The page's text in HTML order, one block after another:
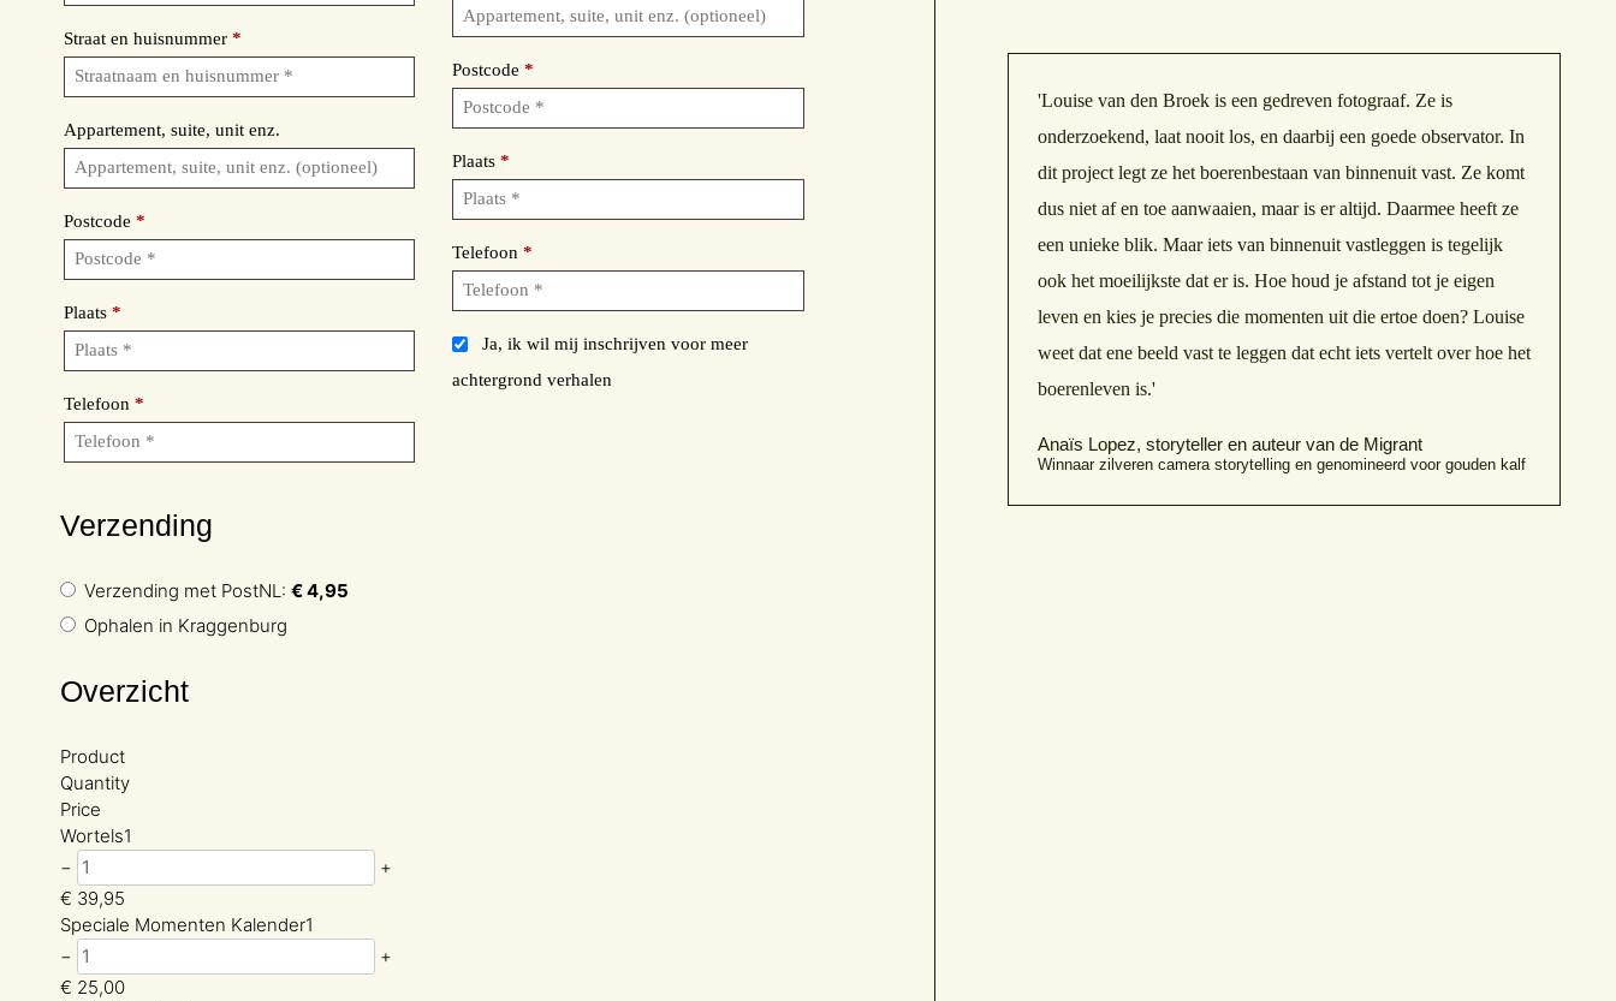
Straat en huisnummer *
Appartement, suite, unit enz.
Postcode *
Plaats *
Telefoon *
Postcode*
Plaats*
Telefoon*
Ja, ik wil mij inschrijven voor meer
achtergrond verhalen
Verzending
Verzending met PostNL: €4,95
Ophalen in Kraggenburg
Overzicht
Product
Quantity
Price
Wortels1
−
+
€ 39,95
Speciale Momenten Kalender1
−
+
€ 25,00
'Louise van den Broek is een gedreven fotograaf. Ze is
onderzoekend, laat nooit los, en daarbij een goede observator. In
dit project legt ze het boerenbestaan van binnenuit vast. Ze komt
dus niet af en toe aanwaaien, maar is er altijd. Daarmee heeft ze
een unieke blik. Maar iets van binnenuit vastleggen is tegelijk
ook het moeilijkste dat er is. Hoe houd je afstand tot je eigen
leven en kies je precies die momenten uit die ertoe doen? Louise
weet dat ene beeld vast te leggen dat echt iets vertelt over hoe het
boerenleven is.'
Anaïs Lopez, storyteller en auteur van de Migrant
Winnaar zilveren camera storytelling en genomineerd voor gouden kalf